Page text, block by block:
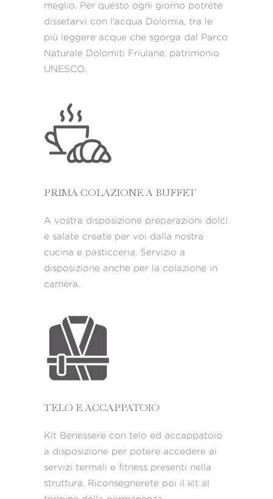
meglio. Per questo ogni giorno potrete
dissetarvi con l'acqua Dolomia, tra le
più leggere acque che sgorga dal Parco
Naturale Dolomiti Friulane, patrimonio
UNESCO.
PRIMA COLAZIONE A BUFFET
A vostra disposizione preparazioni dolci
e salate create per voi dalla nostra
cucina e pasticceria. Servizio a
disposizione anche per la colazione in
camera.
TELO E ACCAPPATOIO
Kit Benessere con telo ed accappatoio
a disposizione per potere accedere ai
servizi termali e fitness presenti nella
struttura. Riconsegnerete poi il kit al